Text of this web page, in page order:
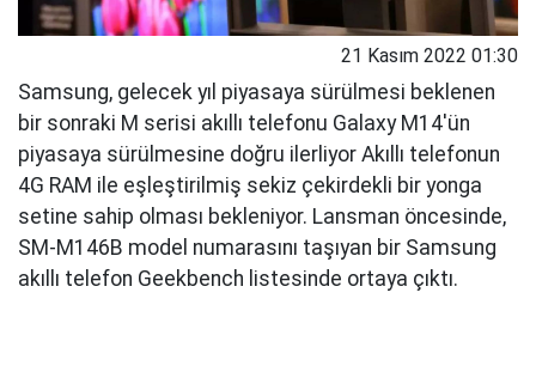
21 Kasım 2022 01:30
Samsung, gelecek yıl piyasaya sürülmesi beklenen
bir sonraki M serisi akıllı telefonu Galaxy M14'ün
piyasaya sürülmesine doğru ilerliyor Akıllı telefonun
4G RAM ile eşleştirilmiş sekiz çekirdekli bir yonga
setine sahip olması bekleniyor. Lansman öncesinde,
SM-M146B model numarasını taşıyan bir Samsung
akıllı telefon Geekbench listesinde ortaya çıktı.